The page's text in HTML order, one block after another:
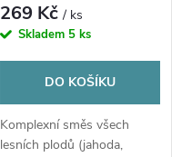
269 Kč/ ks
Skladem 5 ks
DO KOŠÍKU
Komplexní směs všech
lesních plodů (jahoda,